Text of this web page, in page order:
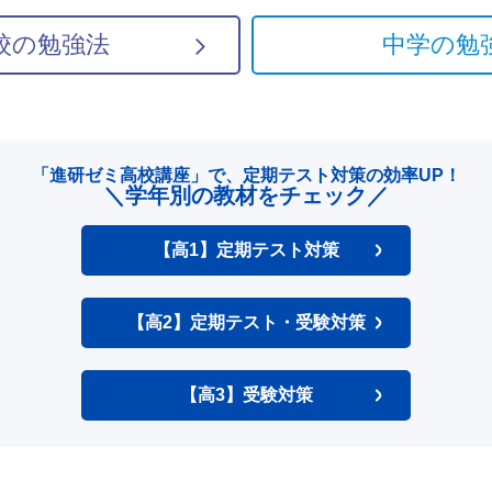
の勉強法 中学の勉
「進研ゼミ高校講座」で、 定期テスト対策の効率UP！
＼学年別の教材をチェック／
【高1】定期テスト対策
【高2】定期テスト・受験対策
【高3】受験対策